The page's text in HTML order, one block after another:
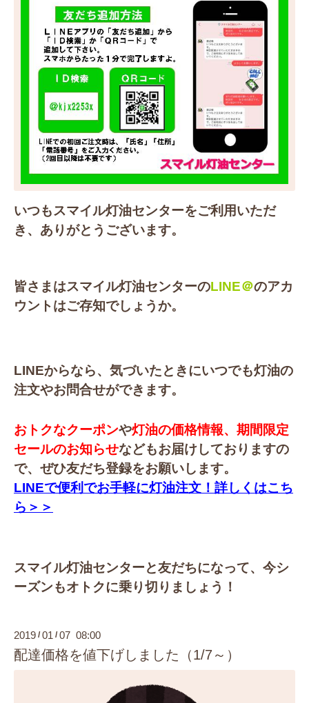
いつもスマイル灯油センターをご利用いただ
き、ありがとうございます。
皆さまはスマイル灯油センターのLINE＠のアカ
ウントはご存知でしょうか。
LINEからなら、気づいたときにいつでも灯油の
注文やお問合せができます。
おトクなクーポンや灯油の価格情報、期間限定
セールのお知らせなどもお届けしておりますの
で、ぜひ友だち登録をお願いします。
LINEで便利でお手軽に灯油注文！詳しくはこち
ら＞＞
スマイル灯油センターと友だちになって、今シ
ーズンもオトクに乗り切りましょう！
2019 /01 /07 08:00
配達価格を値下げしました（1/7～）